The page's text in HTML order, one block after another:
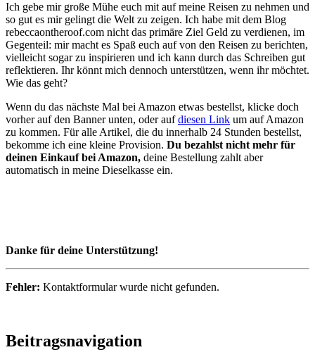
Ich gebe mir große Mühe euch mit auf meine Reisen zu nehmen und
so gut es mir gelingt die Welt zu zeigen. Ich habe mit dem Blog
rebeccaontheroof.com nicht das primäre Ziel Geld zu verdienen, im
Gegenteil: mir macht es Spaß euch auf von den Reisen zu berichten,
vielleicht sogar zu inspirieren und ich kann durch das Schreiben gut
reflektieren. Ihr könnt mich dennoch unterstützen, wenn ihr möchtet.
Wie das geht?
Wenn du das nächste Mal bei Amazon etwas bestellst, klicke doch
vorher auf den Banner unten, oder aufdiesen Link um auf Amazon
zu kommen. Für alle Artikel, die du innerhalb 24 Stunden bestellst,
bekomme ich eine kleine Provision. Du bezahlst nicht mehr für
deinen Einkauf bei Amazon, deine Bestellung zahlt aber
automatisch in meine Dieselkasse ein.
Danke für deine Unterstützung!
Fehler: Kontaktformular wurde nicht gefunden.
aktueller
Trip
Beitragsnavigation